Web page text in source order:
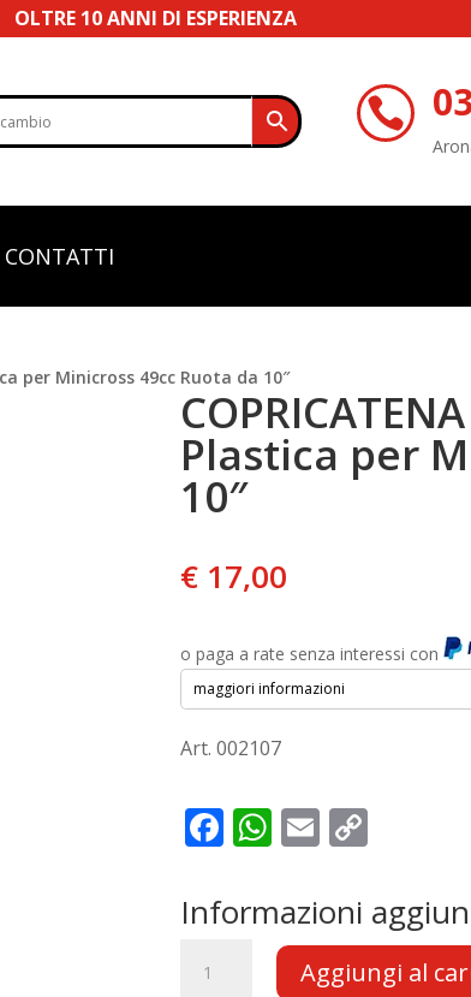
OLTRE 10 ANNI DI ESPERIENZA

CONTATTI
per Minicross 49cc Ruota da 10″
Plastica per
10″
€ 17,00
o paga a rate senza interessi con
maggiori informazioni
Art. 002107
F
ac
e
b
W
h
at
s
A
E
m
ai
l
p
y
Li
Informazioni
COPRICATENA
PARACATENA
Aggiungi al